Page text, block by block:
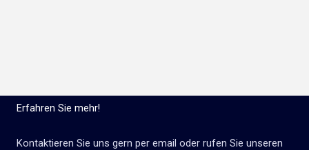
Erfahren Sie mehr!
Kontaktieren Sie uns gern per email oder rufen Sie unseren